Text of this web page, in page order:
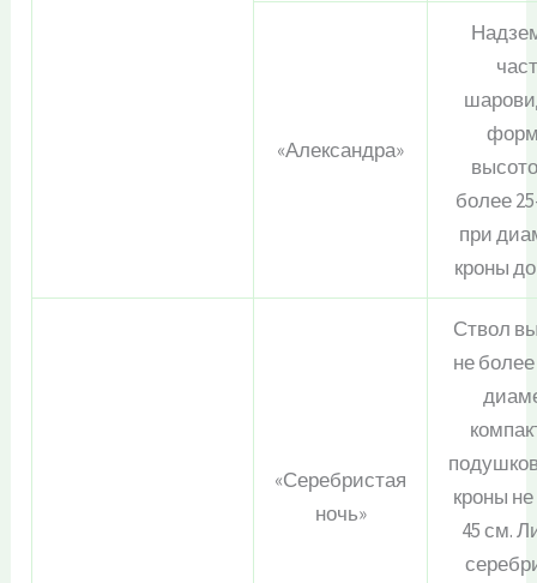
«Александра»
более
при
кроны
«Серебристая
ночь»
Ствол
не
кроны
45 см.